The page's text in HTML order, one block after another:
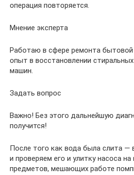
операция повторяется.
Мнение эксперта
Работаю в сфере ремонта бытовой
опыт в восстановлении
машин.
Задать вопрос
Важно! Без этого дальнейшую
получится!
После того как вода была слита —
и проверяем его и улитку насоса
предметов, мешающих работе